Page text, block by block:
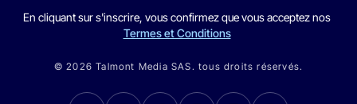
En cliquant sur s'inscrire, vous confirmez que vous acceptez nos
Termes et Conditions
© 2026 Talmont Media SAS. tous droits réservés.